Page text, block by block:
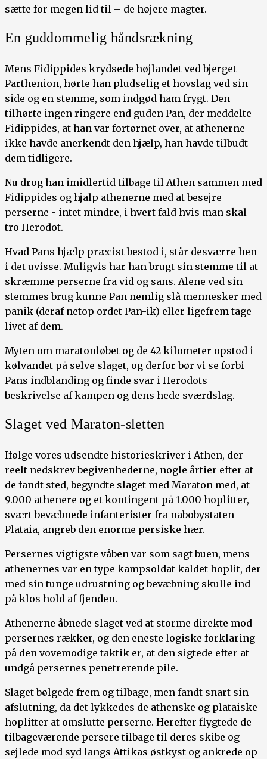
sætte for megen lid til – de højere magter.
En guddommelig håndsrækning
Mens Fidippides krydsede højlandet ved bjerget
Parthenion, hørte han pludselig et hovslag ved sin
side og en stemme, som indgød ham frygt. Den
tilhørte ingen ringere end guden Pan, der meddelte
Fidippides, at han var fortørnet over, at athenerne
ikke havde anerkendt den hjælp, han havde tilbudt
dem tidligere.
Nu drog han imidlertid tilbage til Athen sammen med
Fidippides og hjalp athenerne med at besejre
perserne - intet mindre, i hvert fald hvis man skal
tro Herodot.
Hvad Pans hjælp præcist bestod i, står desværre hen
i det uvisse. Muligvis har han brugt sin stemme til at
skræmme perserne fra vid og sans. Alene ved sin
stemmes brug kunne Pan nemlig slå mennesker med
panik (deraf netop ordet Pan-ik) eller ligefrem tage
livet af dem.
Myten om maratonløbet og de 42 kilometer opstod i
kølvandet på selve slaget, og derfor bør vi se forbi
Pans indblanding og finde svar i Herodots
beskrivelse af kampen og dens hede sværdslag.
Slaget ved Maraton-sletten
Ifølge vores udsendte historieskriver i Athen, der
reelt nedskrev begivenhederne, nogle årtier efter at
de fandt sted, begyndte slaget med Maraton med, at
9.000 athenere og et kontingent på 1.000 hoplitter,
svært bevæbnede infanterister fra nabobystaten
Plataia, angreb den enorme persiske hær.
Persernes vigtigste våben var som sagt buen, mens
athenernes var en type kampsoldat kaldet hoplit, der
med sin tunge udrustning og bevæbning skulle ind
på klos hold af fjenden.
Athenerne åbnede slaget ved at storme direkte mod
persernes rækker, og den eneste logiske forklaring
på den vovemodige taktik er, at den sigtede efter at
undgå persernes penetrerende pile.
Slaget bølgede frem og tilbage, men fandt snart sin
afslutning, da det lykkedes de athenske og plataiske
hoplitter at omslutte perserne. Herefter flygtede de
tilbageværende persere tilbage til deres skibe og
sejlede mod syd langs Attikas østkyst og ankrede op